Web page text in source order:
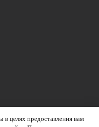
целях предоставления вам